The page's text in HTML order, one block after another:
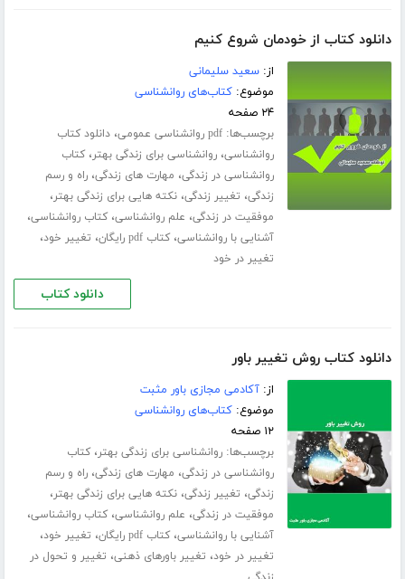
دانلود کتاب از خودمان شروع کنیم
از:سعید سلیمانی
موضوع:کتاب‌های روانشناسی
۲۴ صفحه
برچسب‌ها:pdf روانشناسی عمومی ،دانلود کتاب
روانشناسی،روانشناسی برای زندگی بهتر،کتاب
روانشناسی در زندگی، مهارت های زندگی،راه و رسم
زندگی، تغییر زندگی،نکته هایی برای زندگی بهتر،
موفقیت در زندگی، علم روانشناسی،کتاب روانشناسی،
آشنایی با روانشناسی،کتاب pdf رایگان ، تغییر خود،
تغییر در خود
دانلود کتاب
دانلود کتاب روش تغییر باور
از:آکادمی مجازی باور مثبت
موضوع:کتاب‌های روانشناسی
۱۲ صفحه
برچسب‌ها:روانشناسی برای زندگی بهتر،کتاب
روانشناسی در زندگی، مهارت های زندگی،راه و رسم
زندگی، تغییر زندگی،نکته هایی برای زندگی بهتر،
موفقیت در زندگی، علم روانشناسی،کتاب روانشناسی،
آشنایی با روانشناسی،کتاب pdf رایگان ، تغییر خود،
تغییر در خود، تغییر باورهای ذهنی، تغییر و تحول در